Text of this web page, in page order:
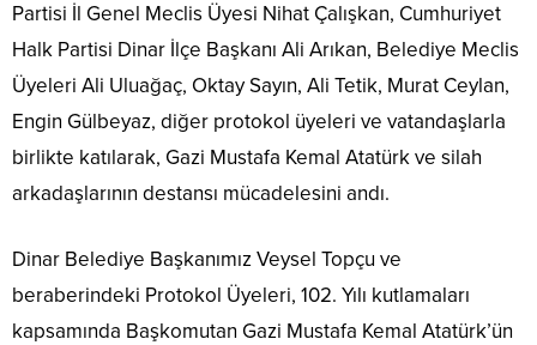
Partisi İl Genel Meclis Üyesi Nihat Çalışkan, Cumhuriyet
Halk Partisi Dinar İlçe Başkanı Ali Arıkan, Belediye Meclis
Üyeleri Ali Uluağaç, Oktay Sayın, Ali Tetik, Murat Ceylan,
Engin Gülbeyaz, diğer protokol üyeleri ve vatandaşlarla
birlikte katılarak, Gazi Mustafa Kemal Atatürk ve silah
arkadaşlarının destansı mücadelesini andı.
Dinar Belediye Başkanımız Veysel Topçu ve
beraberindeki Protokol Üyeleri, 102. Yılı kutlamaları
kapsamında Başkomutan Gazi Mustafa Kemal Atatürk’ün